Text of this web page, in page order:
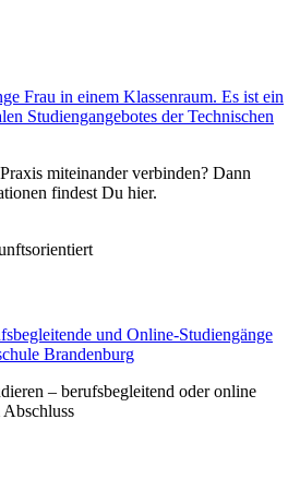
miteinander verbinden? Dann
findest Du hier.
– berufsbegleitend oder online